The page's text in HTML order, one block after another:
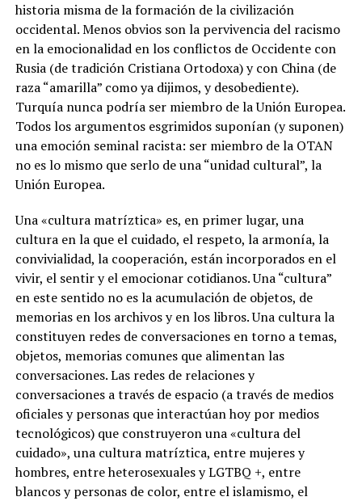
historia misma de la formación de la civilización
occidental. Menos obvios son la pervivencia del racismo
en la emocionalidad en los conflictos de Occidente con
Rusia (de tradición Cristiana Ortodoxa) y con China (de
raza “amarilla” como ya dijimos, y desobediente).
Turquía nunca podría ser miembro de la Unión Europea.
Todos los argumentos esgrimidos suponían (y suponen)
una emoción seminal racista: ser miembro de la OTAN
no es lo mismo que serlo de una “unidad cultural”, la
Unión Europea.
Una «cultura matríztica» es, en primer lugar, una
cultura en la que el cuidado, el respeto, la armonía, la
convivialidad, la cooperación, están incorporados en el
vivir, el sentir y el emocionar cotidianos. Una “cultura”
en este sentido no es la acumulación de objetos, de
memorias en los archivos y en los libros. Una cultura la
constituyen redes de conversaciones en torno a temas,
objetos, memorias comunes que alimentan las
conversaciones. Las redes de relaciones y
conversaciones a través de espacio (a través de medios
oficiales y personas que interactúan hoy por medios
tecnológicos) que construyeron una «cultura del
cuidado», una cultura matríztica, entre mujeres y
hombres, entre heterosexuales y LGTBQ +, entre
blancos y personas de color, entre el islamismo, el